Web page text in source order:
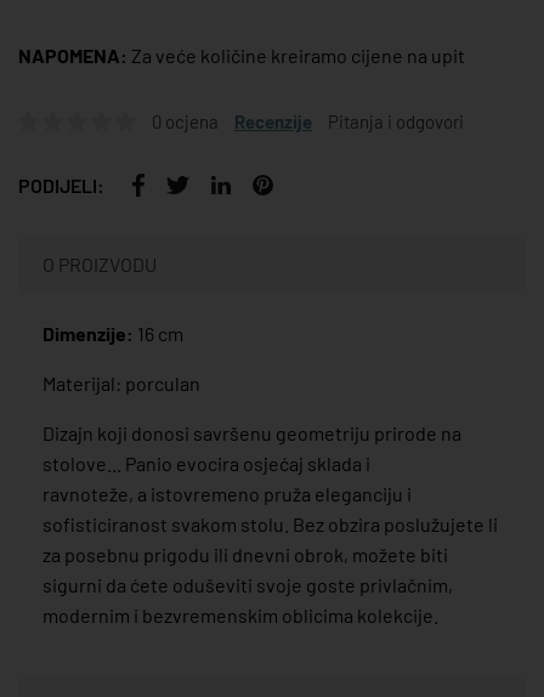
NAPOMENA: Za veće količine kreiramo cijene na upit
0 ocjena Recenzije Pitanja i odgovori
PODIJELI:
O PROIZVODU
Dimenzije: 16 cm
Materijal: porculan
Dizajn koji donosi savršenu geometriju prirode na
stolove... Panio evocira osjećaj sklada i
ravnoteže, a istovremeno pruža eleganciju i
sofisticiranost svakom stolu. Bez obzira poslužujete li
za posebnu prigodu ili dnevni obrok, možete biti
sigurni da ćete oduševiti svoje goste privlačnim,
modernim i bezvremenskim oblicima kolekcije.